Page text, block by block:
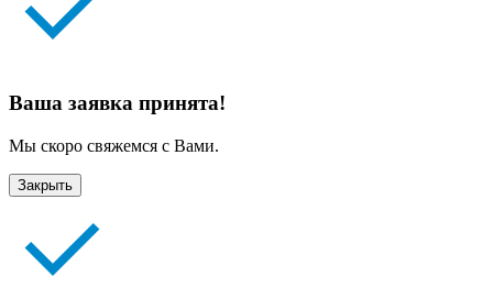
Ваша заявка принята!
Мы скоро свяжемся с Вами.
Закрыть